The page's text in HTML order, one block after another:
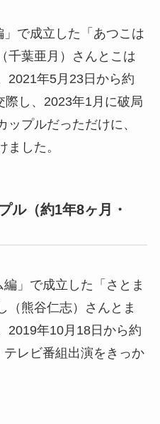
で成立した「あつこは
千葉亜月）さんとこは
2021年5月23日から約
際し、2023年1月に破局
ップルだっただけに、
した。
ル（約1年8ヶ月・
」で成立した「さとま
（熊谷仁志）さんとま
2019年10月18日から約
レビ番組出演をきっか